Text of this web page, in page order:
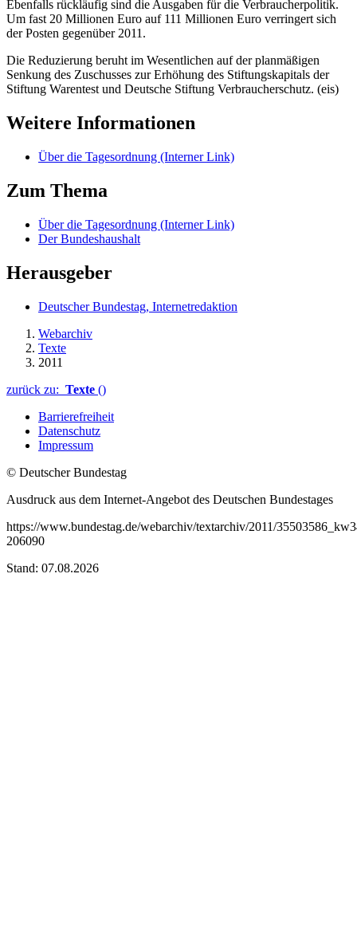
Ebenfalls rückläufig sind die Ausgaben für die Verbraucherpolitik.
Um fast 20 Millionen Euro auf 111 Millionen Euro verringert sich
der Posten gegenüber 2011.
Die Reduzierung beruht im Wesentlichen auf der planmäßigen
Senkung des Zuschusses zur Erhöhung des Stiftungskapitals der
Stiftung Warentest und Deutsche Stiftung Verbraucherschutz. (eis)
Weitere Informationen
Über die Tagesordnung (Interner Link)
Zum Thema
Über die Tagesordnung (Interner Link)
Der Bundeshaushalt
Herausgeber
Deutscher Bundestag, Internetredaktion
Webarchiv
Texte
2011
zurück zu: Texte ()
Barrierefreiheit
Datenschutz
Impressum
© Deutscher Bundestag
Ausdruck aus dem Internet-Angebot des Deutschen Bundestages
https://www.bundestag.de/webarchiv/textarchiv/2011/
206090
Stand: 07.08.2026